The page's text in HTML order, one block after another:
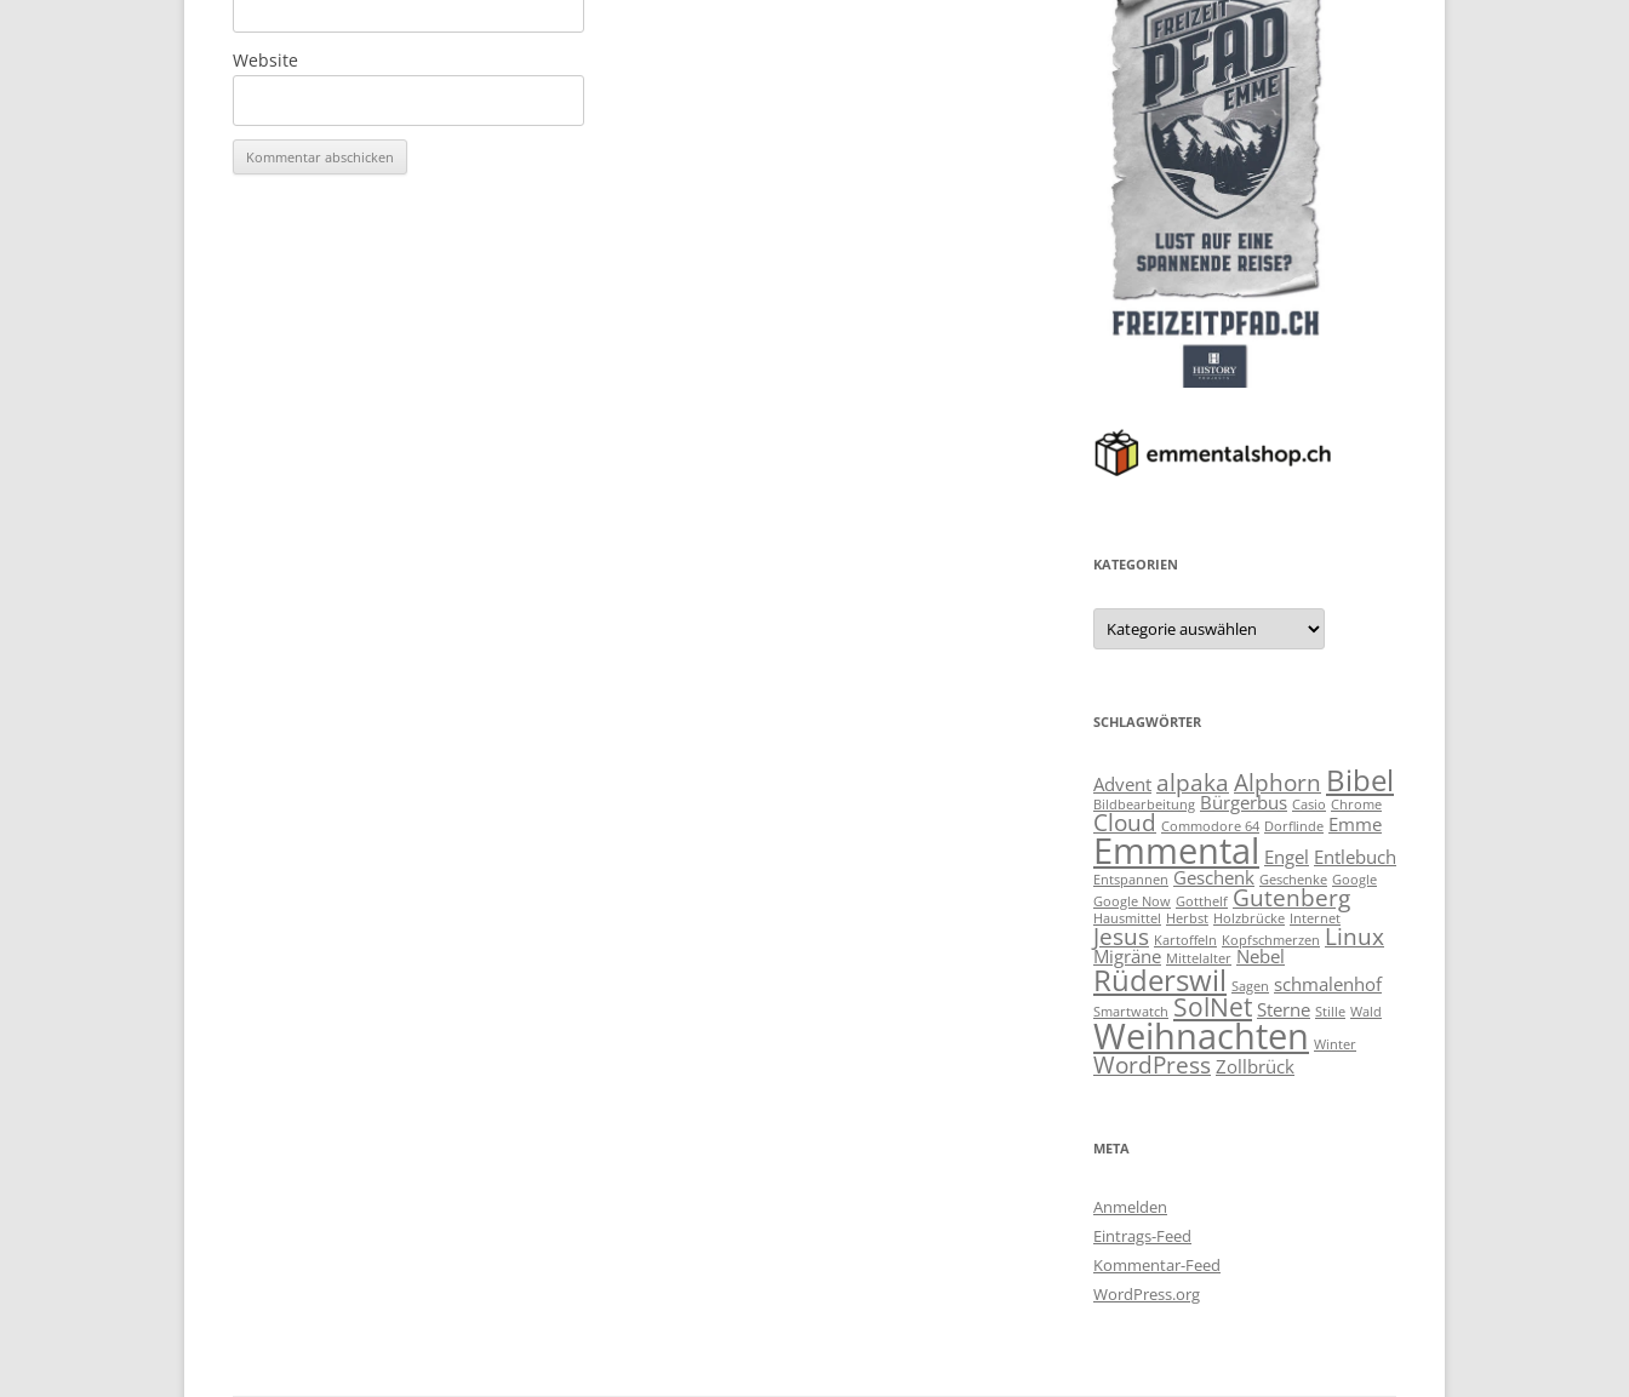
Website
KATEGORIEN
Kategorien
SCHLAGWÖRTER
Advent alpaka Alphorn Bibel
Bildbearbeitung Bürgerbus Casio Chrome
Cloud Commodore 64 Dorflinde Emme
Emmental Engel Entlebuch
Entspannen Geschenk Geschenke Google
Google Now Gotthelf Gutenberg
Hausmittel Herbst Holzbrücke Internet
Jesus Kartoffeln Kopfschmerzen Linux
Migräne Mittelalter Nebel
Rüderswil Sagen schmalenhof
Smartwatch SolNet Sterne Stille Wald
Weihnachten Winter
WordPress Zollbrück
META
Anmelden
Eintrags-Feed
Kommentar-Feed
WordPress.org